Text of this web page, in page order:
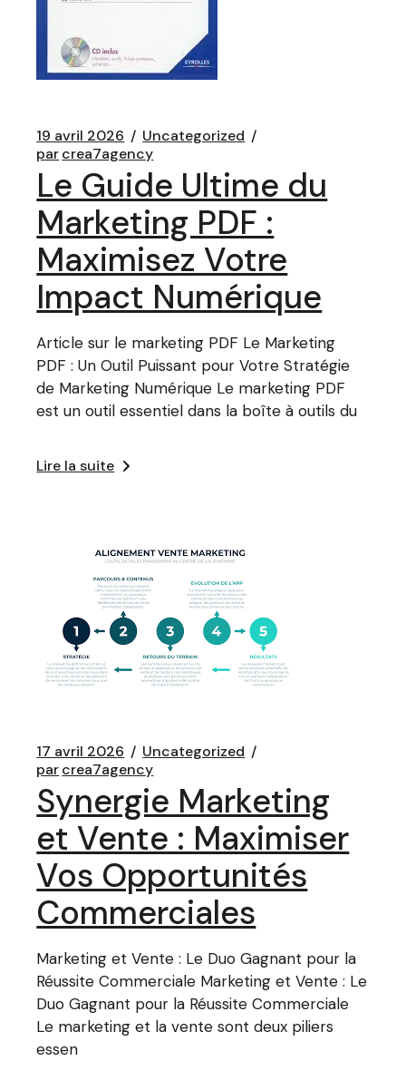
19 avril 2026
Uncategorized
parcrea7agency
Le Guide Ultime du
Marketing PDF :
Maximisez Votre
Impact Numérique
Article sur le marketing PDF Le Marketing
PDF : Un Outil Puissant pour Votre Stratégie
de Marketing Numérique Le marketing PDF
est un outil essentiel dans la boîte à outils du
Lire la suite
17 avril 2026
Uncategorized
parcrea7agency
Synergie Marketing
et Vente : Maximiser
Vos Opportunités
Commerciales
Marketing et Vente : Le Duo Gagnant pour la
Réussite Commerciale Marketing et Vente : Le
Duo Gagnant pour la Réussite Commerciale
Le marketing et la vente sont deux piliers
essen